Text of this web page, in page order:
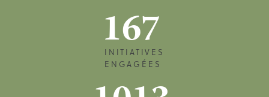
167
INITIATIVES
ENGAGÉES